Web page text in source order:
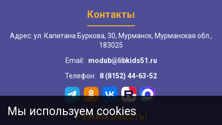
Контакты
Адрес: ул. Капитана Буркова, 30, Мурманск, Мурманская обл.,
183025
Email:
modub@libkids51.ru
Телефон:
8 (8152) 44-63-52
Режим работы
Мы используем cookies